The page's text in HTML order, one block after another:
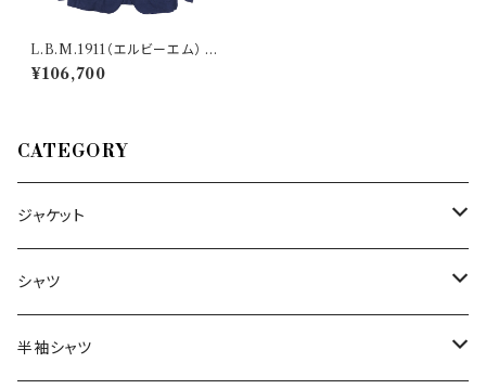
L.B.M.1911（エルビーエム） ジ
ャケット 2811 35204/1 33497
¥106,700
CATEGORY
ジャケット
～44/S
46/M
シャツ
～44/S
半袖シャツ